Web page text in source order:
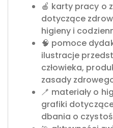
🍎 karty pracy o
dotyczące
higieny i
🧠 pomoce
ilustracje
człowieka,
zasady
🪥 materiały o
grafiki
dbania o